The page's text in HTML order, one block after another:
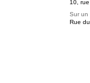
10,
Sur un
Rue